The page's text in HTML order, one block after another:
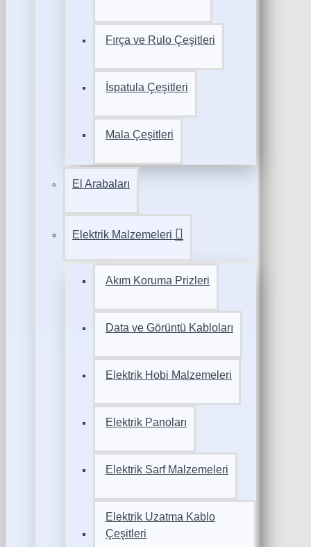
Fırça ve Rulo Çeşitleri
İspatula Çeşitleri
Mala Çeşitleri
El Arabaları
Elektrik Malzemeleri
Akım Koruma Prizleri
Data ve Görüntü Kabloları
Elektrik Hobi Malzemeleri
Elektrik Panoları
Elektrik Sarf Malzemeleri
Elektrik Uzatma Kablo
Çeşitleri